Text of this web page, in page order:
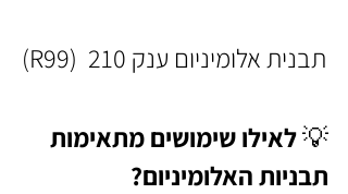
תבנית אלומיניום ענק 210  (R99)
💡 לאילו שימושים מתאימות
תבניות האלומיניום?